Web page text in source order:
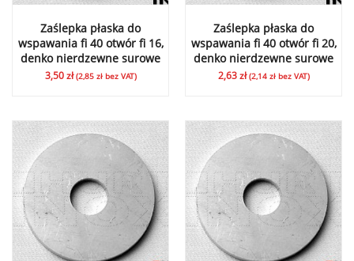
Zaślepka płaska do
wspawania fi 40 otwór fi 16,
denko nierdzewne surowe
3,50zł (2,85 złbez VAT)
Zaślepka płaska do
wspawania fi 40 otwór fi 20,
denko nierdzewne surowe
2,63zł (2,14 złbez VAT)